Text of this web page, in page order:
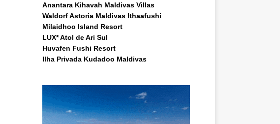
Anantara Kihavah Maldivas Villas
Waldorf Astoria Maldivas Ithaafushi
Milaidhoo Island Resort
LUX* Atol de Ari Sul
Huvafen Fushi Resort
Ilha Privada Kudadoo Maldivas